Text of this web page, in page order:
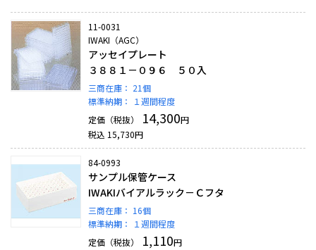
11-0031
IWAKI（AGC）
アッセイプレート
３８８１－０９６ ５０入
三商在庫： 21個
標準納期：
１週間程度
定価（税抜）
14,300円
税込 15,730円
84-0993
サンプル保管ケース
IWAKIバイアルラック－Ｃフタ
三商在庫： 16個
標準納期：
１週間程度
定価（税抜）
1,110円